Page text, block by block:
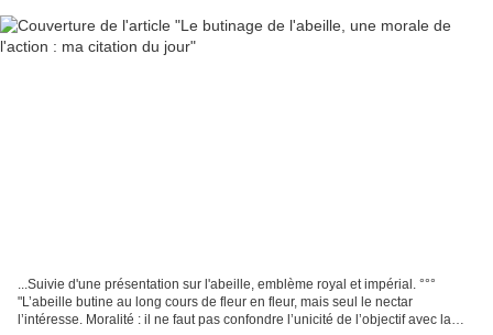
...Suivie d'une présentation sur l'abeille, emblème royal et impérial. °°°
"L’abeille butine au long cours de fleur en fleur, mais seul le nectar
l’intéresse. Moralité : il ne faut pas confondre l’unicité de l’objectif avec la